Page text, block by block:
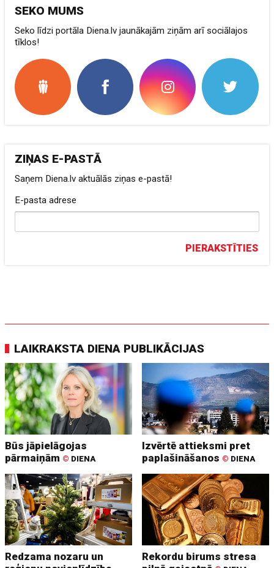
SEKO MUMS
Seko līdzi portāla Diena.lv jaunākajām ziņām arī sociālajos
tīklos!
ZIŅAS E-PASTĀ
Saņem Diena.lv aktuālās ziņas e-pastā!
E-pasta adrese
PIERAKSTĪTIES
LAIKRAKSTA DIENA PUBLIKĀCIJAS
Būs jāpielāgojas
pārmaiņām © DIENA
Izvērtē attieksmi pret
paplašināšanos © DIENA
Redzama nozaru un
Rekordu birums stresa